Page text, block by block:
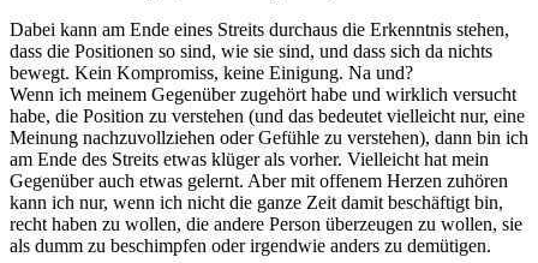
Dabei kann am Ende eines Streits durchaus die Erkenntnis stehen,
dass die Positionen so sind, wie sie sind, und dass sich da nichts
bewegt. Kein Kompromiss, keine Einigung. Na und?
Wenn ich meinem Gegenüber zugehört habe und wirklich versucht
habe, die Position zu verstehen (und das bedeutet vielleicht nur, eine
Meinung nachzuvollziehen oder Gefühle zu verstehen), dann bin ich
am Ende des Streits etwas klüger als vorher. Vielleicht hat mein
Gegenüber auch etwas gelernt. Aber mit offenem Herzen zuhören
kann ich nur, wenn ich nicht die ganze Zeit damit beschäftigt bin,
recht haben zu wollen, die andere Person überzeugen zu wollen, sie
als dumm zu beschimpfen oder irgendwie anders zu demütigen.